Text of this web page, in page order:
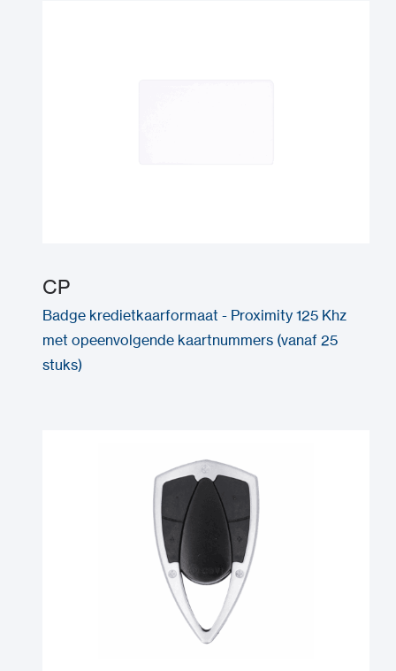
CP
Badge kredietkaarformaat - Proximity 125 Khz
met opeenvolgende kaartnummers (vanaf 25
stuks)